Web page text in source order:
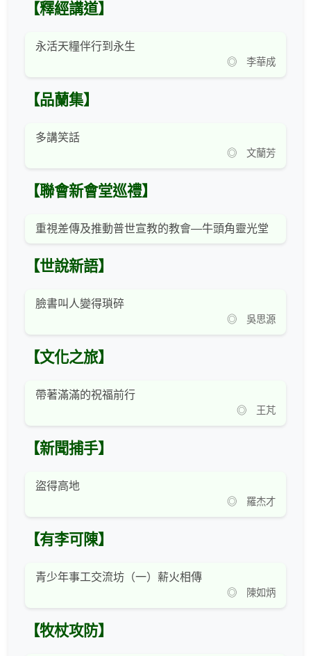
【釋經講道】
永活天糧伴行到永生
◎ 李華成
【品蘭集】
多講笑話
◎ 文蘭芳
【聯會新會堂巡禮】
重視差傳及推動普世宣教的教會—牛頭角靈光堂
【世說新語】
臉書叫人變得瑣碎
◎ 吳思源
【文化之旅】
帶著滿滿的祝福前行
◎ 王芃
【新聞捕手】
盜得高地
◎ 羅杰才
【有李可陳】
青少年事工交流坊（一）薪火相傳
◎ 陳如炳
【牧杖攻防】